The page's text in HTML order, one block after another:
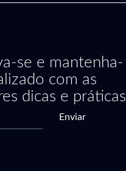
se e mantenha-
com as
dicas e práticas
Enviar